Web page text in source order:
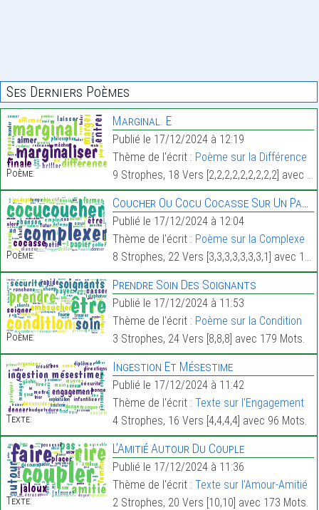
Ses Derniers Poèmes
Poème:
Marginal. E
Publié le 17/12/2024 à 12:19
Thème de l'écrit : Poème sur la Différence
9 Strophes, 18 Vers [2,2,2,2,2,2,2,2,2] avec 103 Mots.
Poème:
Coucher Ou Cocu Cocasse Sur Un Papier
Publié le 17/12/2024 à 12:04
Thème de l'écrit : Poème sur la Complexe
8 Strophes, 22 Vers [3,3,3,3,3,3,3,1] avec 164 Mots.
Poème:
Prendre Soin Des Soignants
Publié le 17/12/2024 à 11:53
Thème de l'écrit : Poème sur la Condition
3 Strophes, 24 Vers [8,8,8] avec 179 Mots.
Texte:
Ingestion Et Mésestime
Publié le 17/12/2024 à 11:42
Thème de l'écrit :Texte sur l'Engagement
4 Strophes, 16 Vers [4,4,4,4] avec 96 Mots.
Texte:
L’Amitié Autour Du Couple
Publié le 17/12/2024 à 11:36
Thème de l'écrit :Texte sur l'Amour-Amitié
2 Strophes, 20 Vers [10,10] avec 173 Mots.